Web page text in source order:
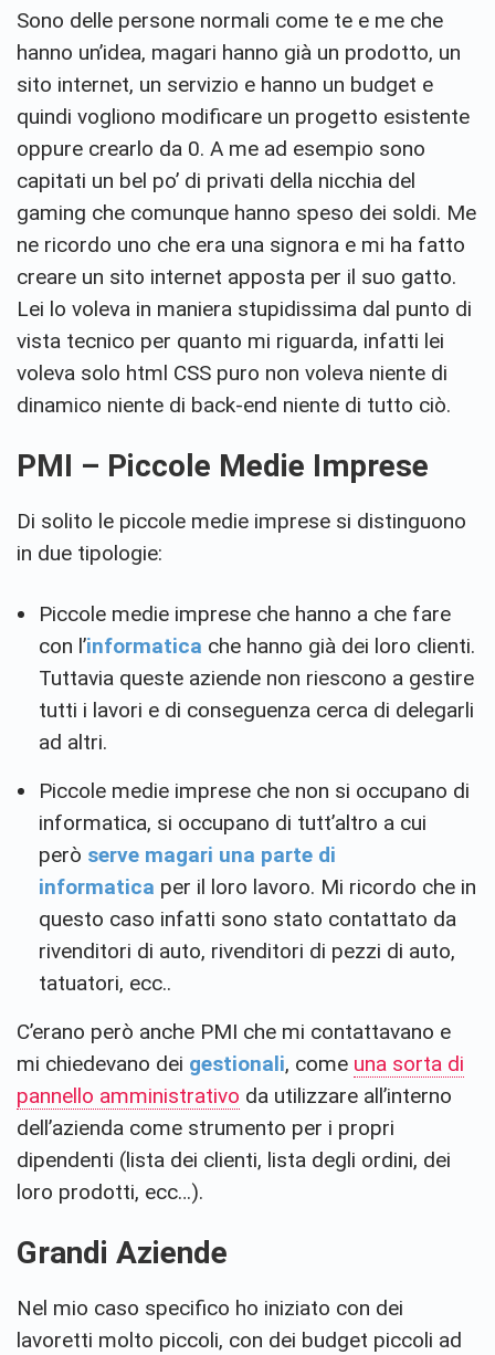
Sono delle persone normali come te e me che
hanno un’idea, magari hanno già un prodotto, un
sito internet, un servizio e hanno un budget e
quindi vogliono modificare un progetto esistente
oppure crearlo da 0. A me ad esempio sono
capitati un bel po’ di privati della nicchia del
gaming che comunque hanno speso dei soldi. Me
ne ricordo uno che era una signora e mi ha fatto
creare un sito internet apposta per il suo gatto.
Lei lo voleva in maniera stupidissima dal punto di
vista tecnico per quanto mi riguarda, infatti lei
voleva solo html CSS puro non voleva niente di
dinamico niente di back-end niente di tutto ciò.
PMI – Piccole Medie Imprese
Di solito le piccole medie imprese si distinguono
in due tipologie:
Piccole medie imprese che hanno a che fare
con l’informatica che hanno già dei loro clienti.
Tuttavia queste aziende non riescono a gestire
tutti i lavori e di conseguenza cerca di delegarli
ad altri.
Piccole medie imprese che non si occupano di
informatica, si occupano di tutt’altro a cui
però serve magari una parte di
informatica per il loro lavoro. Mi ricordo che in
questo caso infatti sono stato contattato da
rivenditori di auto, rivenditori di pezzi di auto,
tatuatori, ecc..
C’erano però anche PMI che mi contattavano e
mi chiedevano dei gestionali, come una sorta di
pannello amministrativo da utilizzare all’interno
dell’azienda come strumento per i propri
dipendenti (lista dei clienti, lista degli ordini, dei
loro prodotti, ecc…).
Grandi Aziende
Nel mio caso specifico ho iniziato con dei
lavoretti molto piccoli, con dei budget piccoli ad